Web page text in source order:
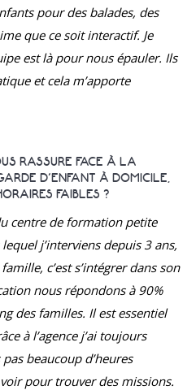
pour des balades, des
que ce soit interactif. Je
est là pour nous épauler. Ils
et cela m’apporte
RASSURE FACE À LA
D’ENFANT À DOMICILE,
FAIBLES ?
centre de formation petite
j’interviens depuis 3 ans,
c’est s’intégrer dans son
nous répondons à 90%
des familles. Il est essentiel
à l’agence j’ai toujours
beaucoup d’heures
pour trouver des missions.